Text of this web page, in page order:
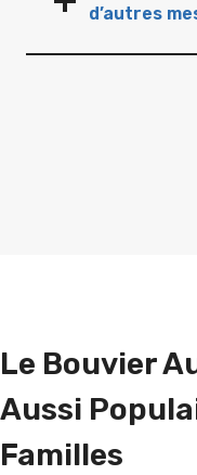
d’autres
Le Bouvier
Aussi
Familles